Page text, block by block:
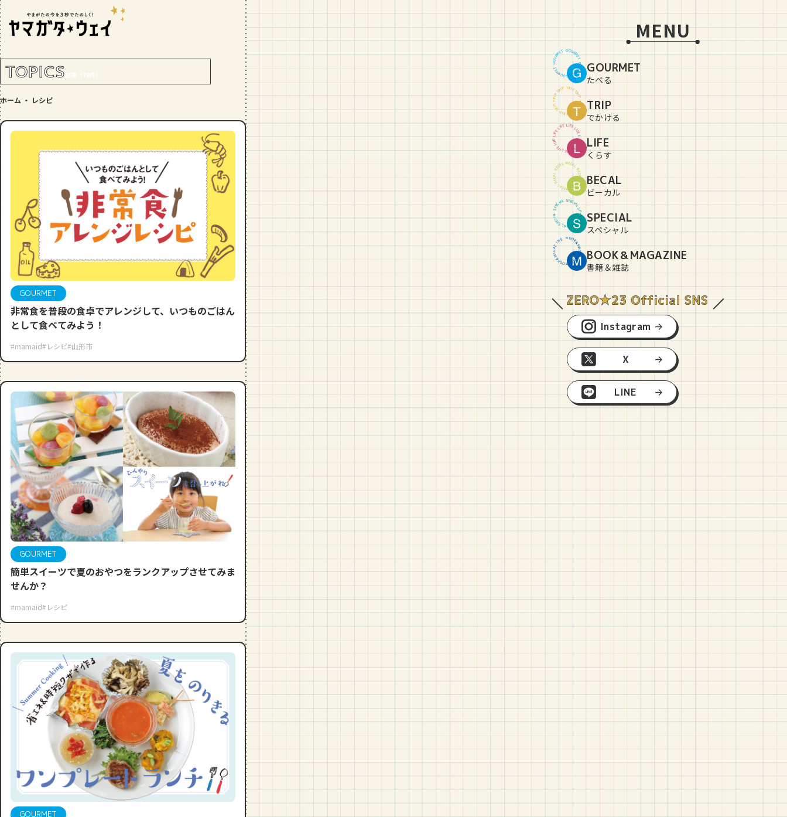
RANKING!
おすすめ！山形のそば【23選】地元民
の人気ランキング付！～日刊ヤマガタ
ウェイが厳選
GOURMET
【お肉をやわらかくする方法10選】結
局何が効果的？～おすすめのお取り寄
せセットも！
TRIP
【写真付き】山寺の階段はきつい？階
山形のおすすめパン屋さん【26選】地
元民が選ぶランキングBEST５付き！
MENU
GOURME
T
G
O
U
R
M
E
T
G
O
U
R
M
E
T
G
O
U
RMET
GOURMET
たべる
TRIPT
RI
P
T
R
P
T
R
T
R
I
P
T
R
I
P
T
R
I
P
T
RIP
TRIP
でかける
LIFEL
IF
E
L
F
L
I
FE
F
E
L
I
F
E
L
I
F
E
L
IF
E
LIFE
LIFE
くらす
BECA
L
BE
C
A
L
B
E
C
A
B
E
C
A
L
B
E
C
A
L
BE
CAL
BECAL
ビーカル
SPECI
A
L
SP
E
C
A
L
S
P
CI
A
L
S
P
E
C
I
A
L
SP
E
CIAL
SPECIAL
スペシャル
BOOK
&M
A
G
A
Z
I
N
E
B
O
O
K
&
M
A
G
A
Z
I
NE
BOOK＆MAGAZINE
書籍＆雑誌
Instagram
X
LINE
TOPICS記事（78件）
ホーム ・ レシピ
GOURMET
非常食を普段の食卓でアレンジして、いつものごはん
として食べてみよう！
#mamaid#レシピ#山形市
GOURMET
簡単スイーツで夏のおやつをランクアップさせてみま
せんか？
#mamaid#レシピ
GOURMET